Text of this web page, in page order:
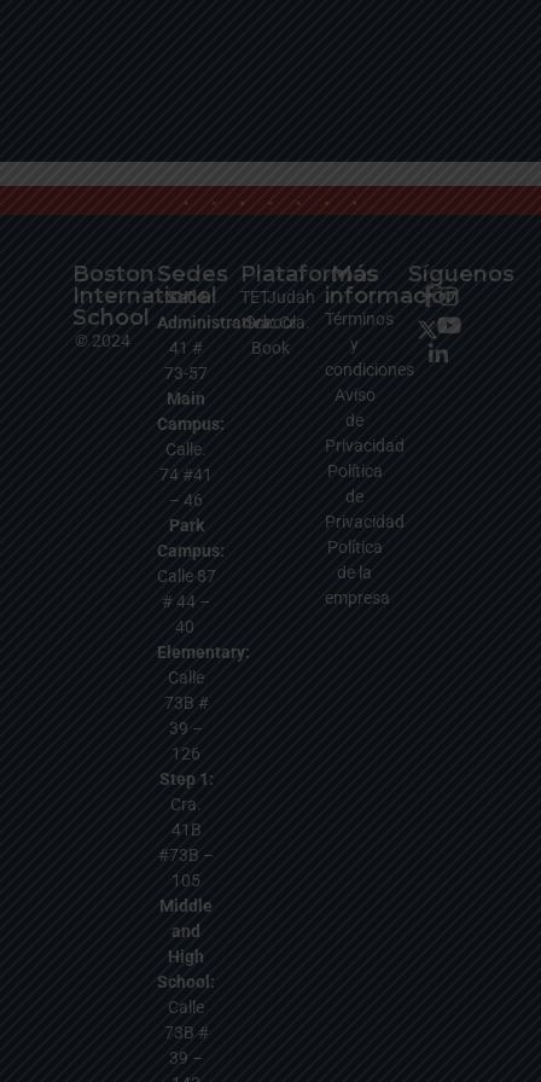
Boston
International
School
© 2024
Sedes
Sede
Administrativa:Cra.
41 #
73-57
Main
Campus:
Calle.
74 #41
– 46
Park
Campus:
Calle 87
# 44 –
40
Elementary:
Calle
73B #
39 –
126
Step 1:
Cra.
41B
#73B –
105
Middle
and
High
School:
Calle
73B #
39 –
Plataformas
TETJudah
School
Book
Más
información
Términos
y
condiciones
Aviso
de
Privacidad
Política
de
Privacidad
Política
de la
empresa
Síguenos